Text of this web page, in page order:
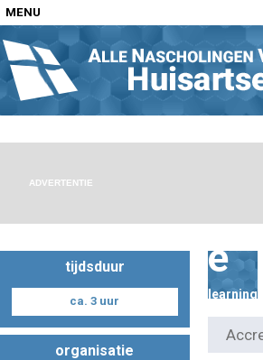
MENU
Home
Nascholingen op locatie (agenda)
Nascholingen online (elearning)
ADVERTENTIE
tijdsduur
ca. 3 uur
organisatie
e
learning